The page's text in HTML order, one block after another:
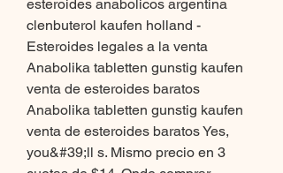
esteroides anabolicos argentina
clenbuterol kaufen holland -
Esteroides legales a la venta
Anabolika tabletten gunstig kaufen
venta de esteroides baratos
Anabolika tabletten gunstig kaufen
venta de esteroides baratos Yes,
you&#39;ll s. Mismo precio en 3